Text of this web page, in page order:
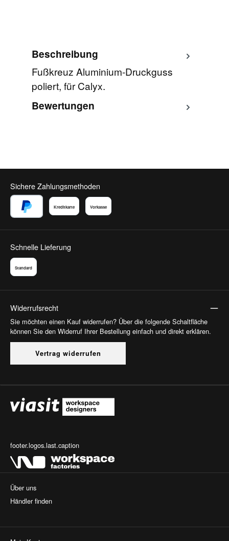
Beschreibung
Fußkreuz Aluminium-Druckguss
poliert, für Calyx.
Bewertungen
Sichere Zahlungsmethoden
Kreditkarte Vorkasse
Schnelle Lieferung
Standard
Widerrufsrecht
Sie möchten einen Kauf widerrufen? Über die folgende Schaltfläche
können Sie den Widerruf Ihrer Bestellung einfach und direkt erklären.
Vertrag widerrufen
footer.logos.last.caption
Über uns
Händler finden